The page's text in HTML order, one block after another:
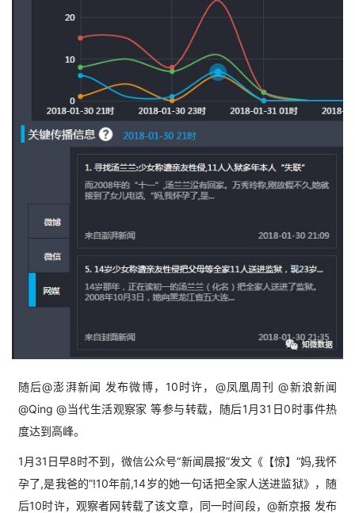
随后@澎湃新闻 发布微博，10时许，@凤凰周刊 @新浪新闻
@Qing @当代生活观察家 等参与转载，随后1月31日0时事件热
度达到高峰。
1月31日早8时不到，微信公众号“新闻晨报”发文《【惊】“妈,我怀
孕了,是我爸的”!10年前,14岁的她一句话把全家人送进监狱》，随
后10时许，观察者网转载了该文章，同一时间段，@新京报 发布